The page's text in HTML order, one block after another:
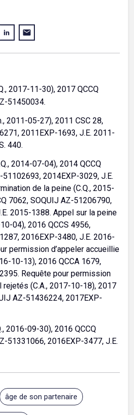
2017-11-30), 2017 QCCQ
51450034.
2011-05-27), 2011 CSC 28,
2011EXP-1693, J.E. 2011-
440.
2014-07-04), 2014 QCCQ
51102693, 2014EXP-3029, J.E.
de la peine (C.Q., 2015-
7062, SOQUIJ AZ-51206790,
2015-1388. Appel sur la peine
04), 2016 QCCS 4956,
2016EXP-3480, J.E. 2016-
permission d’appeler accueillie
10-13), 2016 QCCA 1679,
Requête pour permission
rejetés (C.A., 2017-10-18), 2017
AZ-51436224, 2017EXP-
2016-09-30), 2016 QCCQ
51331066, 2016EXP-3477, J.E.
âge de son partenaire